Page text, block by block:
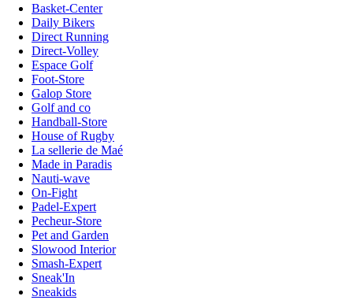
Basket-Center
Daily Bikers
Direct Running
Direct-Volley
Espace Golf
Foot-Store
Galop Store
Golf and co
Handball-Store
House of Rugby
La sellerie de Maé
Made in Paradis
Nauti-wave
On-Fight
Padel-Expert
Pecheur-Store
Pet and Garden
Slowood Interior
Smash-Expert
Sneak'In
Sneakids